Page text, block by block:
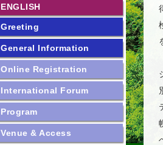
ENGLISH
Greeting
General Information
Online Registration
International Forum
Program
Venue & Access